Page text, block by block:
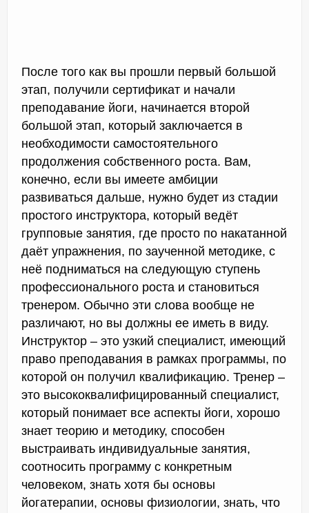
После того как вы прошли первый большой
этап, получили сертификат и начали
преподавание йоги, начинается второй
большой этап, который заключается в
необходимости самостоятельного
продолжения собственного роста. Вам,
конечно, если вы имеете амбиции
развиваться дальше, нужно будет из стадии
простого инструктора, который ведёт
групповые занятия, где просто по накатанной
даёт упражнения, по заученной методике, с
неё подниматься на следующую ступень
профессионального роста и становиться
тренером. Обычно эти слова вообще не
различают, но вы должны ее иметь в виду.
Инструктор – это узкий специалист, имеющий
право преподавания в рамках программы, по
которой он получил квалификацию. Тренер –
это высококвалифицированный специалист,
который понимает все аспекты йоги, хорошо
знает теорию и методику, способен
выстраивать индивидуальные занятия,
соотносить программу с конкретным
человеком, знать хотя бы основы
йогатерапии, основы физиологии, знать, что